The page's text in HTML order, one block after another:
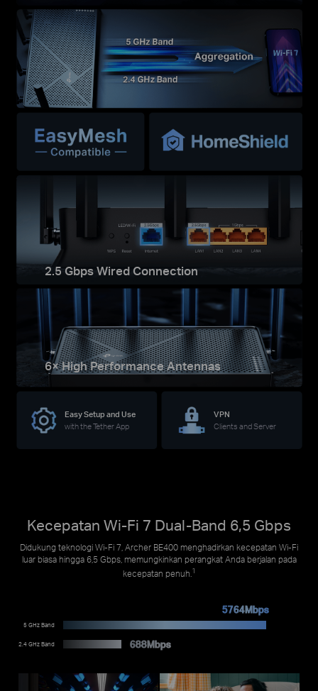
2.5 Gbps Wired Connection
6× High Performance Antennas
Easy Setup and Use
with the Tether App
VPN
Clients and Server
Kecepatan Wi-Fi 7 Dual-Band 6,5 Gbps
Didukung teknologi Wi-Fi 7, Archer BE400 menghadirkan kecepatan Wi-Fi
luar biasa hingga 6,5 Gbps, memungkinkan perangkat Anda berjalan pada
kecepatan penuh. 1
5 GHz Band
5764Mbps
2.4 GHz Band 688Mbps